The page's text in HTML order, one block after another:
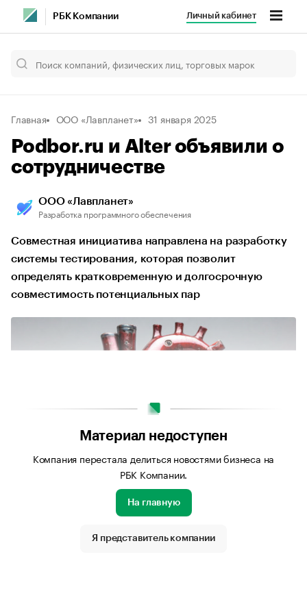
РБК Компании Личный кабинет
Главная ООО «Лавпланет» 31 января 2025
Podbor.ru и Alter объявили о
сотрудничестве
ООО «Лавпланет»
Разработка программного обеспечения
Совместная инициатива направлена на разработку
системы тестирования, которая позволит
определять кратковременную и долгосрочную
совместимость потенциальных пар
Источник изображения: Podbor.ru
Материал недоступен
Компания перестала делиться новостями бизнеса на
РБК Компании.
На главную
Я представитель компании